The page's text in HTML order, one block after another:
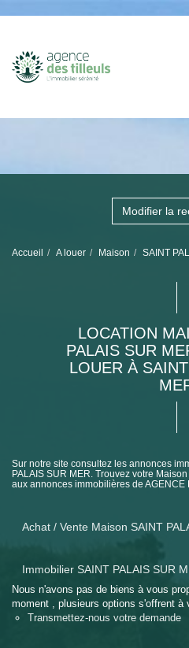
Modifier la
Accueil A louer Maison SAINT
LOCATION
PALAIS SUR
LOUER À
Sur notre site consultez les annonces
PALAIS SUR MER. Trouvez votre
aux annonces immobilières de AGENCE
Achat / Vente Maison SAINT
Immobilier SAINT PALAIS SUR
Nous n'avons pas de biens à vous
moment , plusieurs options s'offrent à
Transmettez-nous votre demande